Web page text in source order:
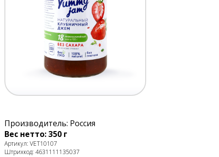
Производитель: Россия
Вес нетто: 350 г
Артикул: VET10107
Штрихкод: 4631111135037